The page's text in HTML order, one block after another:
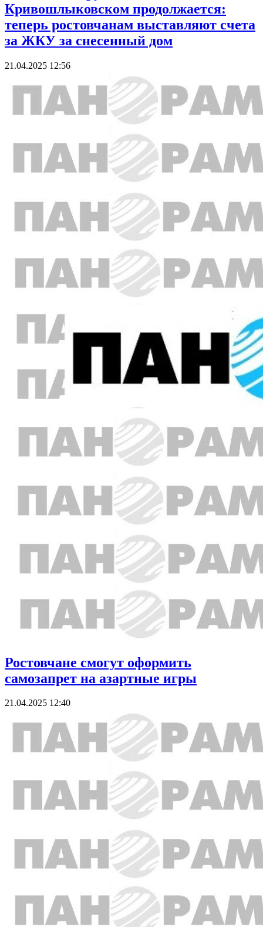
Кривошлыковском продолжается:
теперь ростовчанам выставляют счета
за ЖКУ за снесенный дом
21.04.2025 12:56
Ростовчане смогут оформить
самозапрет на азартные игры
21.04.2025 12:40